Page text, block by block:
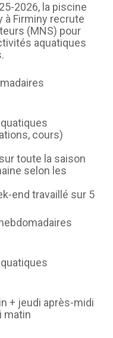
2026, la piscine
à Firminy recrute
(MNS) pour
aquatiques
cours)
toute la saison
selon les
end travaillé sur 5
+ jeudi après-midi
matin